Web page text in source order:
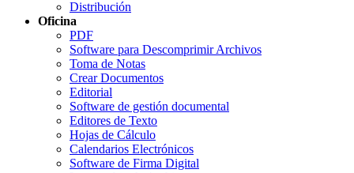
Distribución
Oficina
PDF
Software para Descomprimir Archivos
Toma de Notas
Crear Documentos
Editorial
Software de gestión documental
Editores de Texto
Hojas de Cálculo
Calendarios Electrónicos
Software de Firma Digital